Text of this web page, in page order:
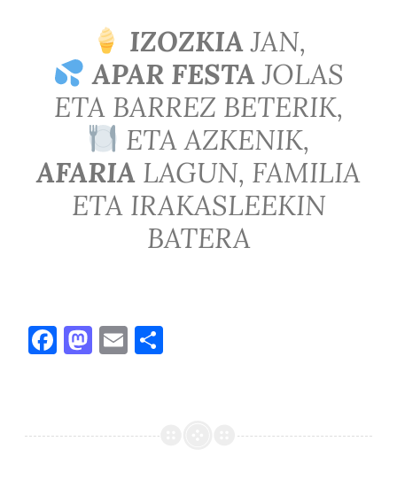
IZOZKIAJAN,
APAR FESTAJOLAS
ETA BARREZ BETERIK,
ETA AZKENIK,
AFARIA LAGUN, FAMILIA
ETA IRAKASLEEKIN
BATERA
F
M E